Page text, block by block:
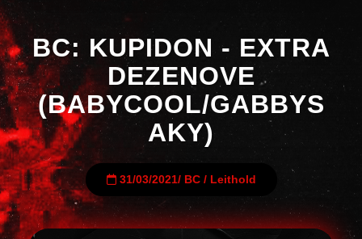
BC: KUPIDON - EXTRA
DEZENOVE
(BABYCOOL/GABBYS
AKY)
31/03/2021/ BC/ Leithold